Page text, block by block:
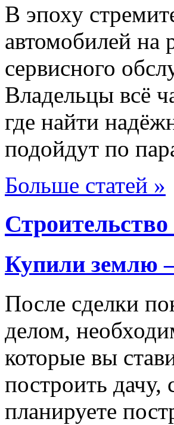
В эпоху
автомобилей на
сервисного
Владельцы всё
где найти
подойдут по
Больше статей »
Строительство
Купили землю
После сделки
делом,
которые вы
построить дачу,
планируете